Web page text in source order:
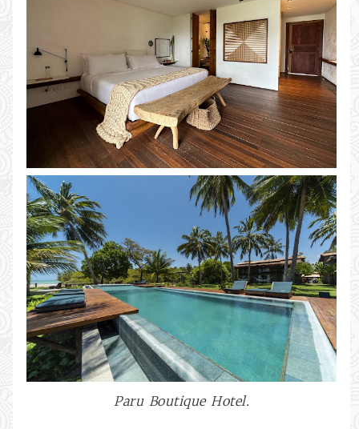
Paru Boutique Hotel.